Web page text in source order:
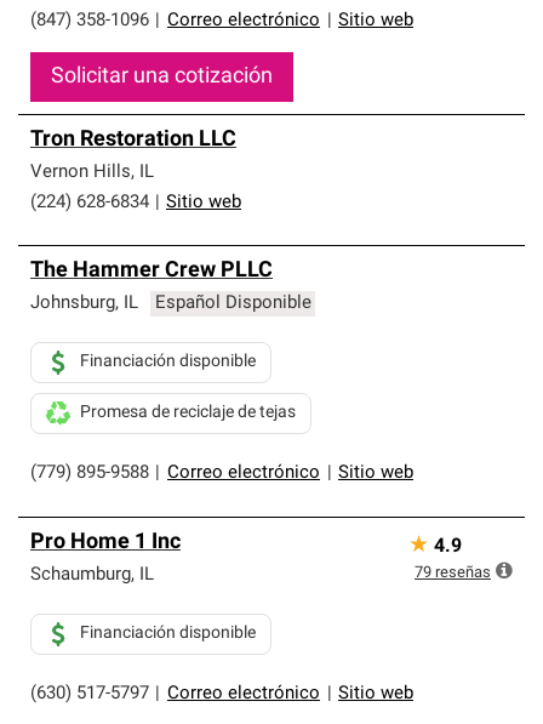
(847) 358-1096
Correo electrónico Sitio web
Solicitar una cotización
Tron Restoration LLC
Vernon Hills, IL
(224) 628-6834
Sitio web
The Hammer Crew PLLC
Johnsburg, IL Español Disponible
(779) 895-9588 Correo electrónico Sitio web
Financiación disponible
Promesa de reciclaje de tejas
Pro Home 1 Inc
Schaumburg, IL
(630) 517-5797 Correo electrónico Sitio web
Financiación disponible
★ 4.9
79 reseñas